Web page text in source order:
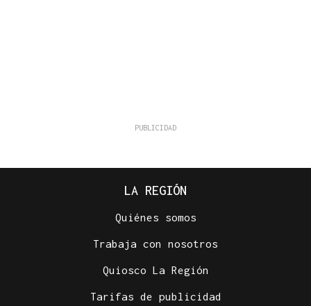
LA REGIÓN
Quiénes somos
Trabaja con nosotros
Quiosco La Región
Tarifas de publicidad